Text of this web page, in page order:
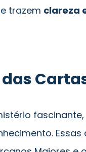
trazem clareza
das